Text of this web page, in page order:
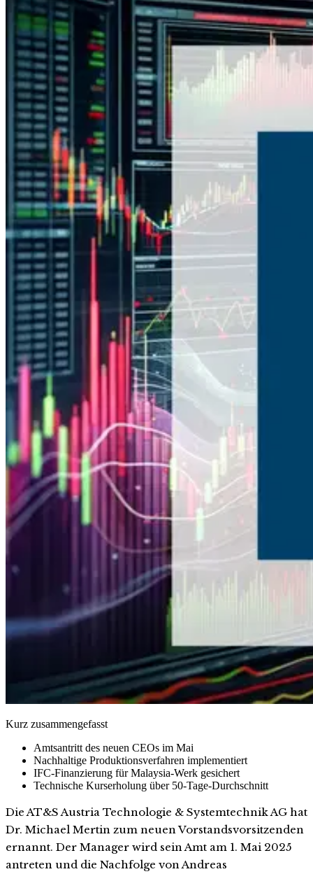
Kurz zusammengefasst
Amtsantritt des neuen CEOs im Mai
Nachhaltige Produktionsverfahren implementiert
IFC-Finanzierung für Malaysia-Werk gesichert
Technische Kurserholung über 50-Tage-Durchschnitt
Die AT&S Austria Technologie & Systemtechnik AG hat
Dr. Michael Mertin zum neuen Vorstandsvorsitzenden
ernannt. Der Manager wird sein Amt am 1. Mai 2025
antreten und die Nachfolge von Andreas